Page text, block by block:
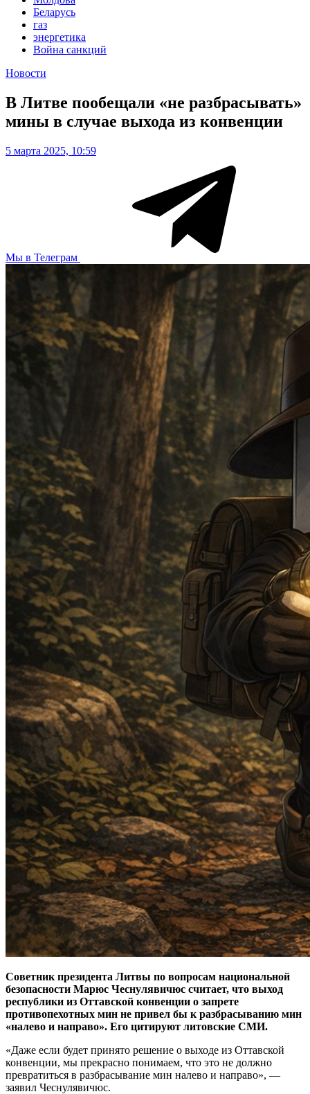
Беларусь
газ
энергетика
Война санкций
Новости
В Литве пообещали «не разбрасывать»
мины в случае выхода из конвенции
5 марта 2025, 10:59
Мы в Телеграм
Советник президента Литвы по вопросам национальной
безопасности Марюс Чеснулявичюс считает, что выход
республики из Оттавской конвенции о запрете
противопехотных мин не привел бы к разбрасыванию мин
«налево и направо». Его цитируют литовские СМИ.
«Даже если будет принято решение о выходе из Оттавской
конвенции, мы прекрасно понимаем, что это не должно
превратиться в разбрасывание мин налево и направо», —
заявил Чеснулявичюс.